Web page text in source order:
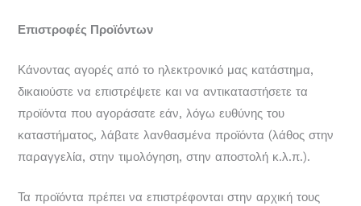
Επιστροφές Προϊόντων
Κάνοντας αγορές από το ηλεκτρονικό μας κατάστημα,
δικαιούστε να επιστρέψετε και να αντικαταστήσετε τα
προϊόντα που αγοράσατε εάν, λόγω ευθύνης του
καταστήματος, λάβατε λανθασμένα προϊόντα (λάθος στην
παραγγελία, στην τιμολόγηση, στην αποστολή κ.λ.π.).
Τα προϊόντα πρέπει να επιστρέφονται στην αρχική τους